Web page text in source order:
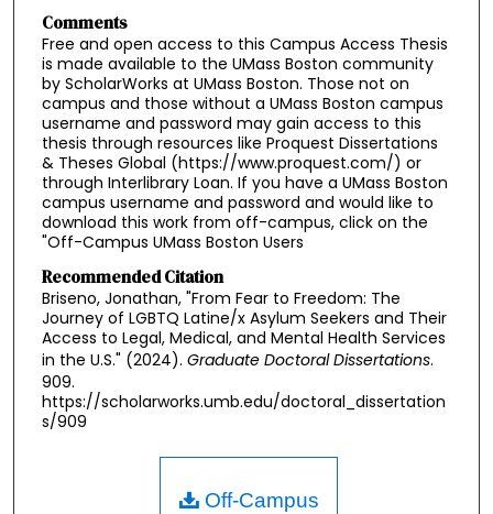
Comments
Free and open access to this Campus Access Thesis
is made available to the UMass Boston community
by ScholarWorks at UMass Boston. Those not on
campus and those without a UMass Boston campus
username and password may gain access to this
thesis through resources like Proquest Dissertations
& Theses Global (https://www.proquest.com/) or
through Interlibrary Loan. If you have a UMass Boston
campus username and password and would like to
download this work from off-campus, click on the
"Off-Campus UMass Boston Users
Recommended Citation
Briseno, Jonathan, "From Fear to Freedom: The
Journey of LGBTQ Latine/x Asylum Seekers and Their
Access to Legal, Medical, and Mental Health Services
in the U.S." (2024). Graduate Doctoral Dissertations.
909.
https://scholarworks.umb.edu/doctoral_dissertation
s/909
Off-Campus